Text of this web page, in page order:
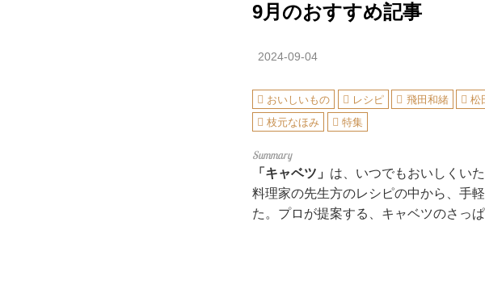
9月のおすすめ記事
2024-09-04
おいしいもの レシピ 飛田和緒 松
枝元なほみ
特集
「キャベツ」 は、いつでもおいしくい
料理家の先生方のレシピの中から、手
た。プロが提案する、キャベツのさっ